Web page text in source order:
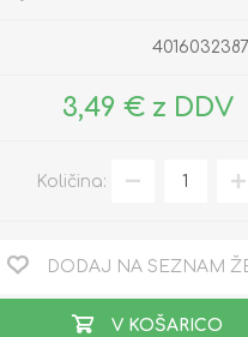
3,49 € z DDV
Količina:
DODAJ NA SEZNAM
V KOŠARICO